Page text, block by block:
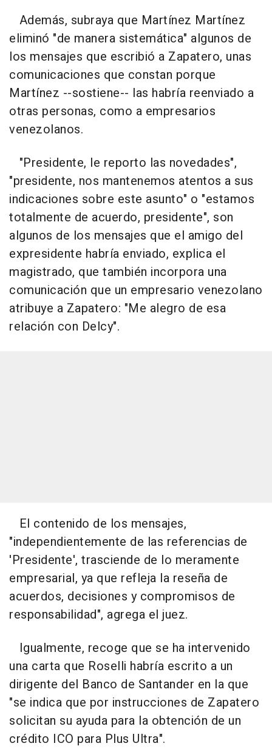
Además, subraya que Martínez Martínez
eliminó "de manera sistemática" algunos de
los mensajes que escribió a Zapatero, unas
comunicaciones que constan porque
Martínez --sostiene-- las habría reenviado a
otras personas, como a empresarios
venezolanos.
"Presidente, le reporto las novedades",
"presidente, nos mantenemos atentos a sus
indicaciones sobre este asunto" o "estamos
totalmente de acuerdo, presidente", son
algunos de los mensajes que el amigo del
expresidente habría enviado, explica el
magistrado, que también incorpora una
comunicación que un empresario venezolano
atribuye a Zapatero: "Me alegro de esa
relación con Delcy".
El contenido de los mensajes,
"independientemente de las referencias de
'Presidente', trasciende de lo meramente
empresarial, ya que refleja la reseña de
acuerdos, decisiones y compromisos de
responsabilidad", agrega el juez.
Igualmente, recoge que se ha intervenido
una carta que Roselli habría escrito a un
dirigente del Banco de Santander en la que
"se indica que por instrucciones de Zapatero
solicitan su ayuda para la obtención de un
crédito ICO para Plus Ultra".